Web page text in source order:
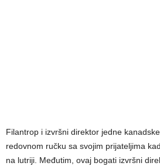
Filantrop i izvršni direktor jedne
redovnom ručku sa svojim prijateljima
na lutriji. Međutim, ovaj bogati izvršni